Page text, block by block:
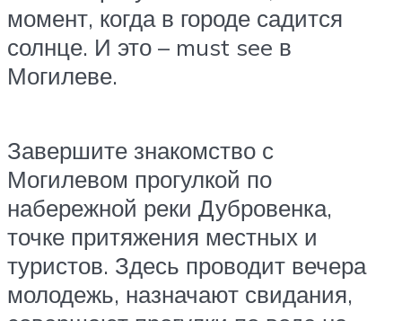
момент, когда в городе садится
солнце. И это – must see в
Могилеве.
Завершите знакомство с
Могилевом прогулкой по
набережной реки Дубровенка,
точке притяжения местных и
туристов. Здесь проводит вечера
молодежь, назначают свидания,